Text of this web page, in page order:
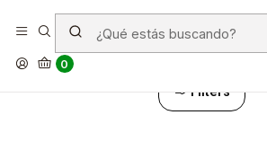
0
Creams
Filters